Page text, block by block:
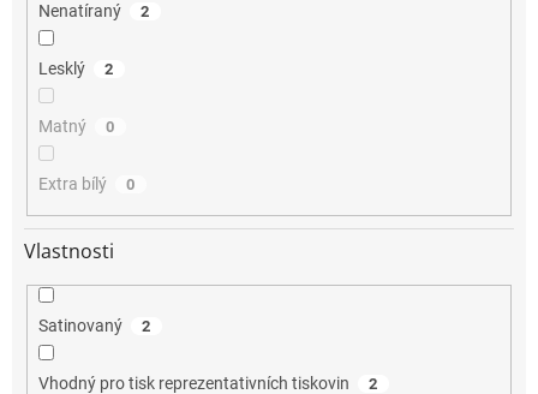
Nenatíraný 2
Lesklý 2
Matný 0
Extra bílý 0
Vlastnosti
Satinovaný 2
Vhodný pro tisk reprezentativních tiskovin 2